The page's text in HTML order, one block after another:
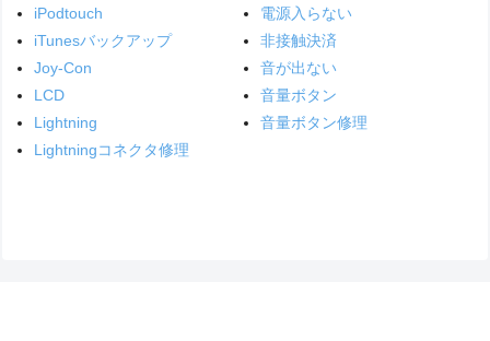
iPodtouch
iTunesバックアップ
Joy-Con
LCD
Lightning
Lightningコネクタ修理
電源入らない
非接触決済
音が出ない
音量ボタン
音量ボタン修理